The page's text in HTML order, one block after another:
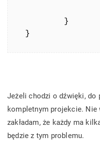
Jeżeli chodzi o dźwięki, do
kompletnym projekcie. Nie
zakładam, że każdy ma
będzie z tym problemu.